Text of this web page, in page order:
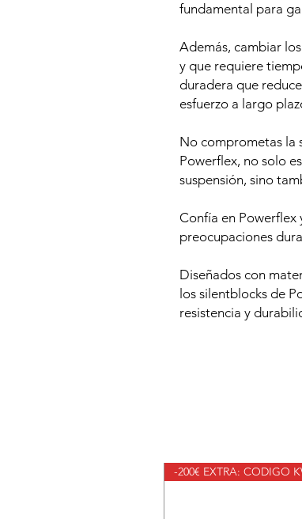
fundamental para
Además, cambiar
y que requiere
duradera que
esfuerzo a largo
No comprometas la
Powerflex, no solo
suspensión, sino
Confía en Powerflex
preocupaciones
Diseñados con
los silentblocks de
resistencia y
-200€ EXTRA: CODIGO